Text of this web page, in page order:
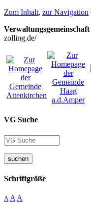
Zum Inhalt, zur Navigation
zolling.de/
VG Suche
suchen
Schriftgröße
A A A